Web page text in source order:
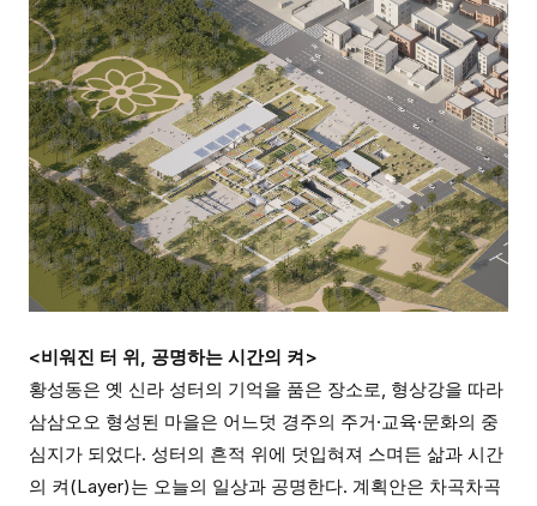
<비워진 터 위, 공명하는 시간의 켜>
황성동은 옛 신라 성터의 기억을 품은 장소로, 형상강을 따라
삼삼오오 형성된 마을은 어느덧 경주의 주거·교육·문화의 중
심지가 되었다. 성터의 흔적 위에 덧입혀져 스며든 삶과 시간
의 켜(Layer)는 오늘의 일상과 공명한다. 계획안은 차곡차곡